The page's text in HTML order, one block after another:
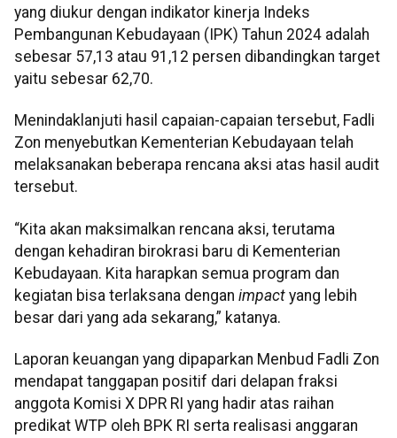
yang diukur dengan indikator kinerja Indeks
Pembangunan Kebudayaan (IPK) Tahun 2024 adalah
sebesar 57,13 atau 91,12 persen dibandingkan target
yaitu sebesar 62,70.
Menindaklanjuti hasil capaian-capaian tersebut, Fadli
Zon menyebutkan Kementerian Kebudayaan telah
melaksanakan beberapa rencana aksi atas hasil audit
tersebut.
“Kita akan maksimalkan rencana aksi, terutama
dengan kehadiran birokrasi baru di Kementerian
Kebudayaan. Kita harapkan semua program dan
kegiatan bisa terlaksana dengan impact yang lebih
besar dari yang ada sekarang,” katanya.
Laporan keuangan yang dipaparkan Menbud Fadli Zon
mendapat tanggapan positif dari delapan fraksi
anggota Komisi X DPR RI yang hadir atas raihan
predikat WTP oleh BPK RI serta realisasi anggaran